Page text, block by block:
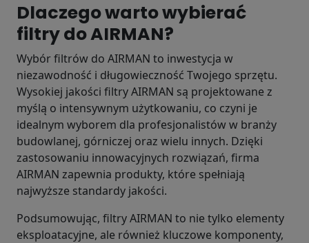
Dlaczego warto wybierać
filtry do AIRMAN?
Wybór filtrów do AIRMAN to inwestycja w
niezawodność i długowieczność Twojego sprzętu.
Wysokiej jakości filtry AIRMAN są projektowane z
myślą o intensywnym użytkowaniu, co czyni je
idealnym wyborem dla profesjonalistów w branży
budowlanej, górniczej oraz wielu innych. Dzięki
zastosowaniu innowacyjnych rozwiązań, firma
AIRMAN zapewnia produkty, które spełniają
najwyższe standardy jakości.
Podsumowując, filtry AIRMAN to nie tylko elementy
eksploatacyjne, ale również kluczowe komponenty,